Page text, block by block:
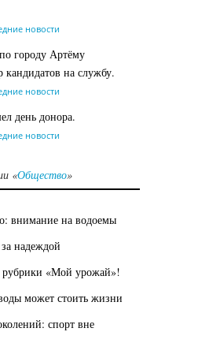
новости
городу Артёму
кандидатов на службу.
новости
день донора.
новости
«Общество»
внимание на водоемы
надеждой
рубрики «Мой урожай»!
может стоить жизни
спорт вне